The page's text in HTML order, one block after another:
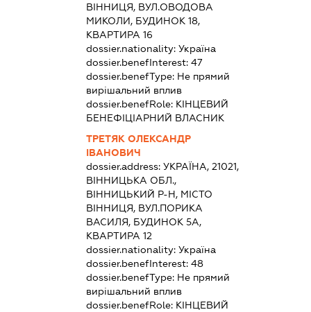
ВІННИЦЯ, ВУЛ.ОВОДОВА
МИКОЛИ, БУДИНОК 18,
КВАРТИРА 16
dossier.nationality: Україна
dossier.benefInterest: 47
dossier.benefType: Не прямий
вирішальний вплив
dossier.benefRole: КІНЦЕВИЙ
БЕНЕФІЦІАРНИЙ ВЛАСНИК
ТРЕТЯК ОЛЕКСАНДР
ІВАНОВИЧ
dossier.address: УКРАЇНА, 21021,
ВІННИЦЬКА ОБЛ.,
ВІННИЦЬКИЙ Р-Н, МІСТО
ВІННИЦЯ, ВУЛ.ПОРИКА
ВАСИЛЯ, БУДИНОК 5А,
КВАРТИРА 12
dossier.nationality: Україна
dossier.benefInterest: 48
dossier.benefType: Не прямий
вирішальний вплив
dossier.benefRole: КІНЦЕВИЙ